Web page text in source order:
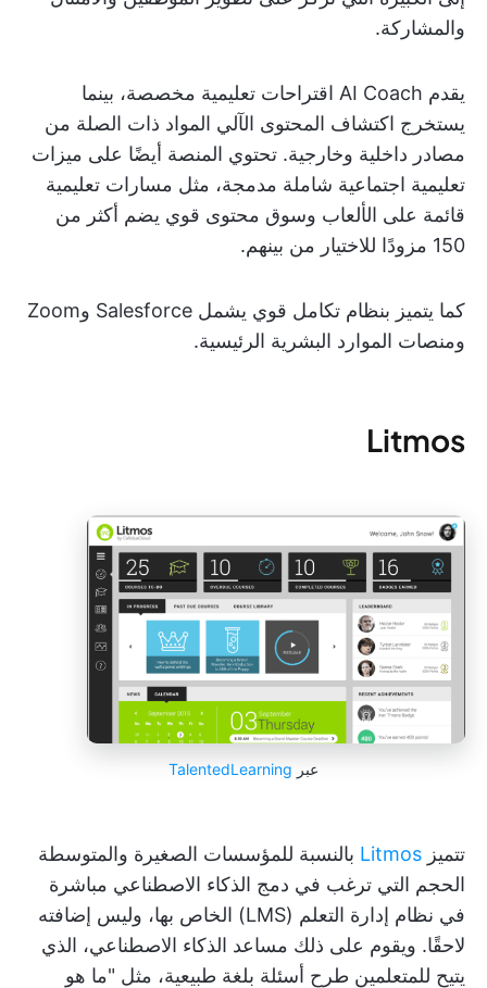
والمشاركة.
يقدم AI Coach اقتراحات تعليمية مخصصة، بينما
يستخرج اكتشاف المحتوى الآلي المواد ذات الصلة من
مصادر داخلية وخارجية. تحتوي المنصة أيضًا على ميزات
تعليمية اجتماعية شاملة مدمجة، مثل مسارات تعليمية
قائمة على الألعاب وسوق محتوى قوي يضم أكثر من
150 مزودًا للاختيار من بينهم.
كما يتميز بنظام تكامل قوي يشمل Salesforce وZoom
ومنصات الموارد البشرية الرئيسية.
Litmos
عبر TalentedLearning
تتميز Litmos بالنسبة للمؤسسات الصغيرة والمتوسطة
الحجم التي ترغب في دمج الذكاء الاصطناعي مباشرة
في نظام إدارة التعلم (LMS) الخاص بها، وليس إضافته
لاحقًا. ويقوم على ذلك مساعد الذكاء الاصطناعي، الذي
يتيح للمتعلمين طرح أسئلة بلغة طبيعية، مثل "ما هو